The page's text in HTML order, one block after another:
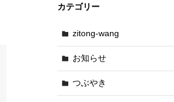
カテゴリー
zitong-wang
お知らせ
つぶやき